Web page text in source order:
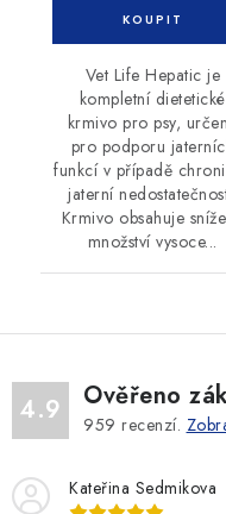
Vet Life Hepatic je
kompletní dietetické
krmivo pro psy,
pro podporu
funkcí v případě
jaterní
Krmivo obsahuje
množství vysoce...
4.9 Ověřeno
959 recenzí.
Kateřina Sedmikova